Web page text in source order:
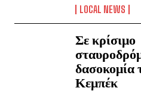
LOCAL NEWS
Σε κρίσιμο
δασοκομία
Κεμπέκ